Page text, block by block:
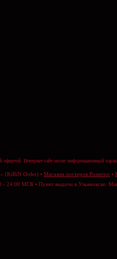
офертой. Интернет-сайт носит информационный
(KiRiN Order) • Магазин постеров Posterior •
24:00 МСК • Пункт выдачи в Ульяновске: